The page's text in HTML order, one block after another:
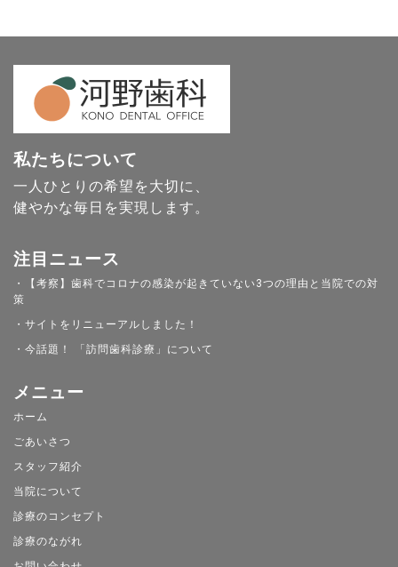
私たちについて
一人ひとりの希望を大切に、
健やかな毎日を実現します。
注目ニュース
・【考察】歯科でコロナの感染が起きていない3つの理由と当院での対
策
・サイトをリニューアルしました！
・今話題！ 「訪問歯科診療」について
メニュー
ホーム
ごあいさつ
スタッフ紹介
当院について
診療のコンセプト
診療のながれ